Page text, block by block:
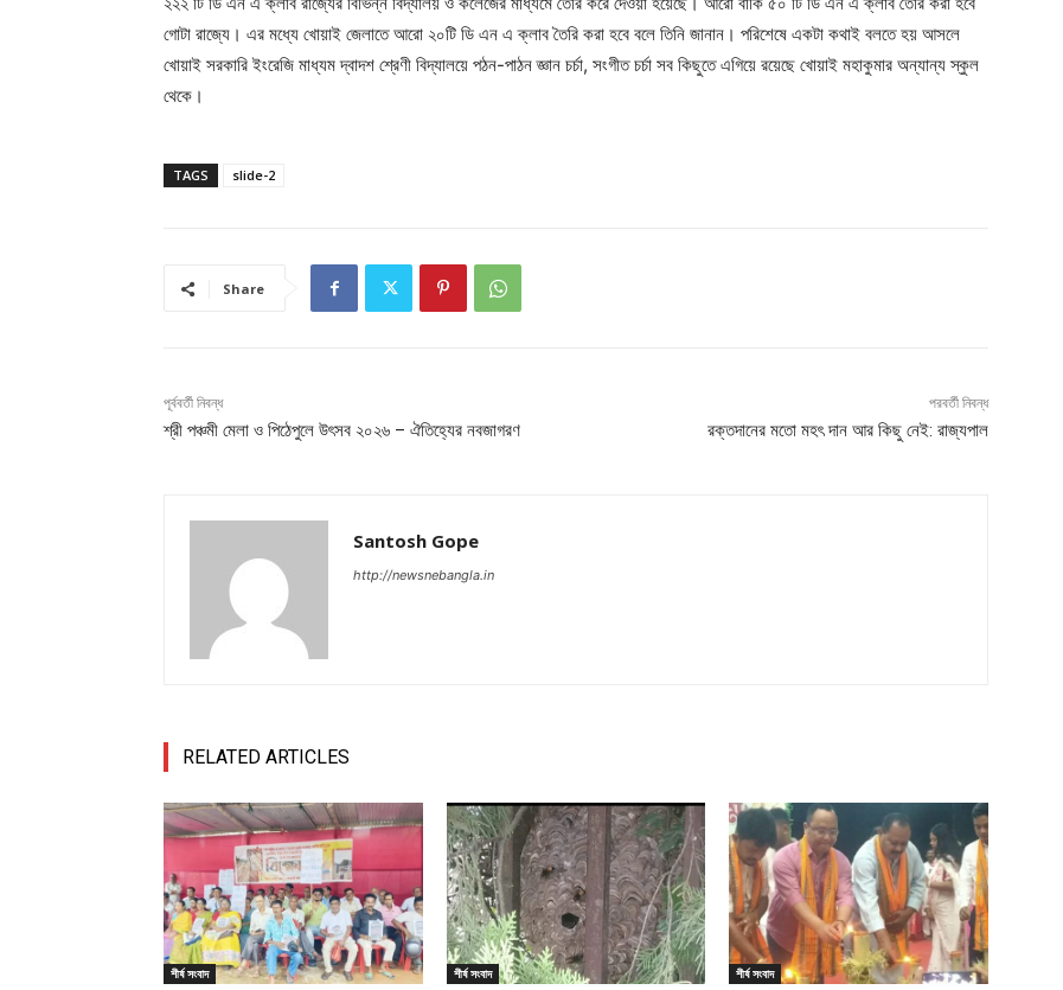
গোটা রাজ্যে। এর মধ্যে খোয়াই জেলাতে আরো ২০টি ডি এন এ ক্লাব তৈরি করা হবে বলে তিনি জানান। পরিশেষে একটা কথাই বলতে হয় আসলে
খোয়াই সরকারি ইংরেজি মাধ্যম দ্বাদশ শ্রেণী বিদ্যালয়ে পঠন-পাঠন জ্ঞান চর্চা, সংগীত চর্চা সব কিছুতে এগিয়ে রয়েছে খোয়াই মহাকুমার অন্যান্য স্কুল
থেকে।
TAGS slide-2
Share
পূর্ববর্তী নিবন্ধ
শ্রী পঞ্চমী মেলা ও পিঠেপুলে উৎসব ২০২৬ – ঐতিহ্যের নবজাগরণ
পরবর্তী নিবন্ধ
রক্তদানের মতো মহৎ দান আর কিছু নেই: রাজ্যপাল
Santosh Gope
http://newsnebangla.in
RELATED ARTICLES
শীর্ষ সংবাদ শীর্ষ সংবাদ শীর্ষ সংবাদ